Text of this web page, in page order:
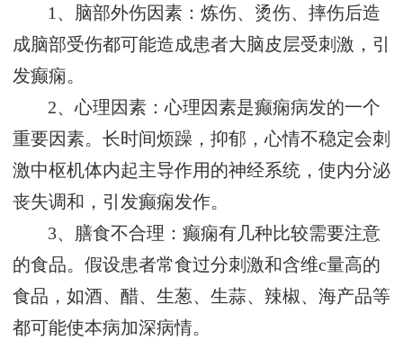
1、脑部外伤因素：炼伤、烫伤、摔伤后造
成脑部受伤都可能造成患者大脑皮层受刺激，引
发癫痫。
2、心理因素：心理因素是癫痫病发的一个
重要因素。长时间烦躁，抑郁，心情不稳定会刺
激中枢机体内起主导作用的神经系统，使内分泌
丧失调和，引发癫痫发作。
3、膳食不合理：癫痫有几种比较需要注意
的食品。假设患者常食过分刺激和含维c量高的
食品，如酒、醋、生葱、生蒜、辣椒、海产品等
都可能使本病加深病情。